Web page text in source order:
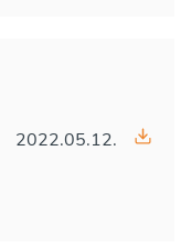
2022.05.12.